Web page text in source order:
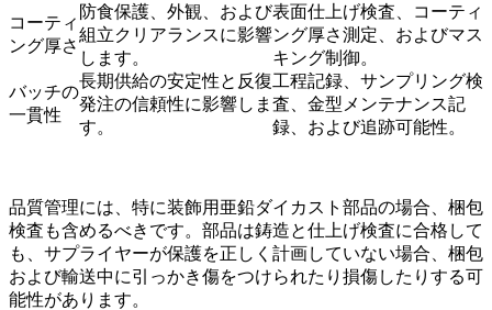
コーティ
ング厚さ
防食保護、外観、および
組立クリアランスに影響
します。
表面仕上げ検査、コーティ
ング厚さ測定、およびマス
キング制御。
バッチの
一貫性
長期供給の安定性と反復
発注の信頼性に影響しま
す。
工程記録、サンプリング検
査、金型メンテナンス記
録、および追跡可能性。
品質管理には、特に装飾用亜鉛ダイカスト部品の場合、梱包
検査も含めるべきです。部品は鋳造と仕上げ検査に合格して
も、サプライヤーが保護を正しく計画していない場合、梱包
および輸送中に引っかき傷をつけられたり損傷したりする可
能性があります。